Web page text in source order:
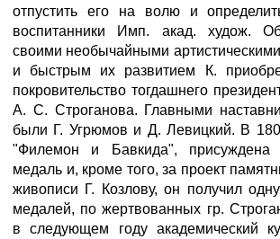
отпустить его на волю и
воспитанники Имп. акад. худож.
своими необычайными
и быстрым их развитием К.
покровительство тогдашнего
А. С. Строганова. Главными
были Г. Угрюмов и Д. Левицкий. В
"Филемон и Бавкида",
медаль и, кроме того, за проект
живописи Г. Козлову, он получил
медалей, по жертвованных гр.
в следующем году академический